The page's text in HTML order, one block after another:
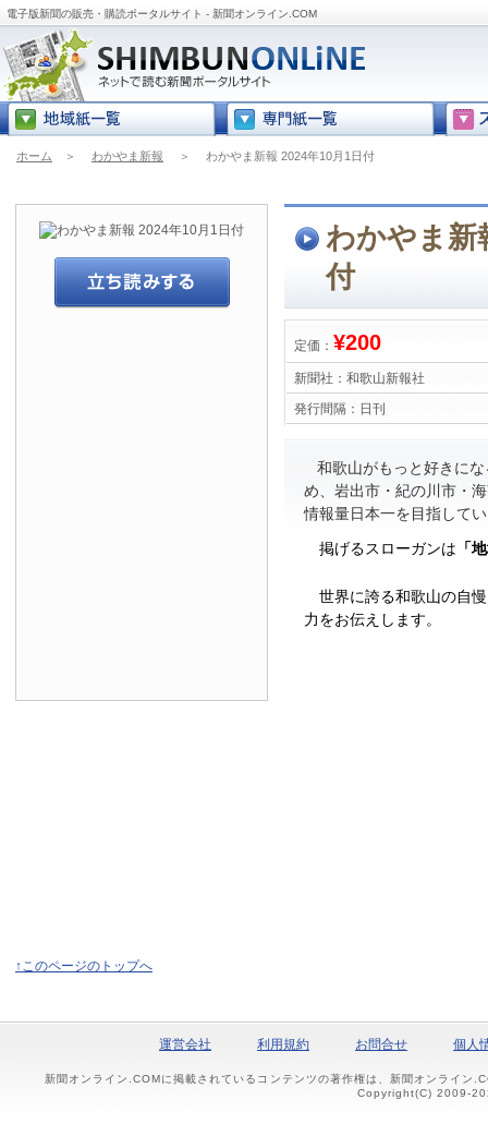
電子版新聞の販売・購読ポータルサイト - 新聞オンライン.COM
ホーム ＞ わかやま新報 ＞ わかやま新報 2024年10月1日付
わかやま新
付
定価： ¥200
新聞社： 和歌山新報社
発行間隔： 日刊
和歌山がもっと好きに
め、岩出市・紀の川市・
情報量日本一を目指して
掲げるスローガンは 「
世界に誇る和歌山の自
力をお伝えします。
↑このページのトップへ
運営会社 利用規約 お問合せ 個人
新聞オンライン.COMに掲載されているコンテンツの著作権は、新聞オンライン
Copyright(C) 2009-